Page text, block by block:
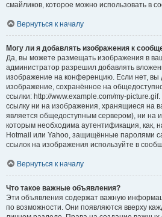
смайликов, которое можно использовать в
Вернуться к началу
Могу ли я добавлять изображения к
Да, вы можете размещать изображения в
администратор разрешил добавлять
изображение на конференцию. Если нет, вы
изображение, сохранённое на
ссылки: http://www.example.com/my-
ссылку ни на изображения, хранящиеся на
является общедоступным сервером), ни на
которым необходима аутентификация, как,
Hotmail или Yahoo, защищённые паролями
ссылок на изображения используйте в
Вернуться к началу
Что такое важные объявления?
Эти объявления содержат важную
по возможности. Они появляются вверху